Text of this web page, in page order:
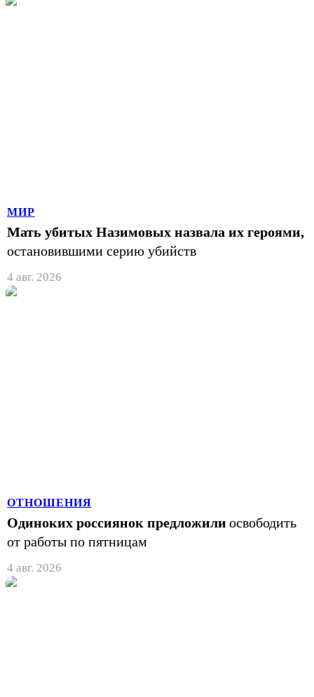
МИР
Мать убитых Назимовых назвала их героями,
остановившими серию убийств
4 авг. 2026
ОТНОШЕНИЯ
Одиноких россиянок предложили освободить
от работы по пятницам
4 авг. 2026